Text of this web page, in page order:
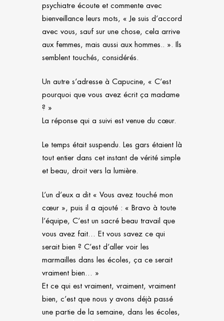
psychiatre écoute et commente avec
bienveillance leurs mots, « Je suis d’accord
avec vous, sauf sur une chose, cela arrive
aux femmes, mais aussi aux hommes.. ». Ils
semblent touchés, considérés.
Un autre s’adresse à Capucine, « C’est
pourquoi que vous avez écrit ça madame
? »
La réponse qui a suivi est venue du cœur.
Le temps était suspendu. Les gars étaient là
tout entier dans cet instant de vérité simple
et beau, droit vers la lumière.
L’un d’eux a dit « Vous avez touché mon
cœur », puis il a ajouté : « Bravo à toute
l’équipe, C’est un sacré beau travail que
vous avez fait… Et vous savez ce qui
serait bien ? C’est d’aller voir les
marmailles dans les écoles, ça ce serait
vraiment bien… »
Et ce qui est vraiment, vraiment, vraiment
bien, c’est que nous y avons déjà passé
une partie de la semaine, dans les écoles,